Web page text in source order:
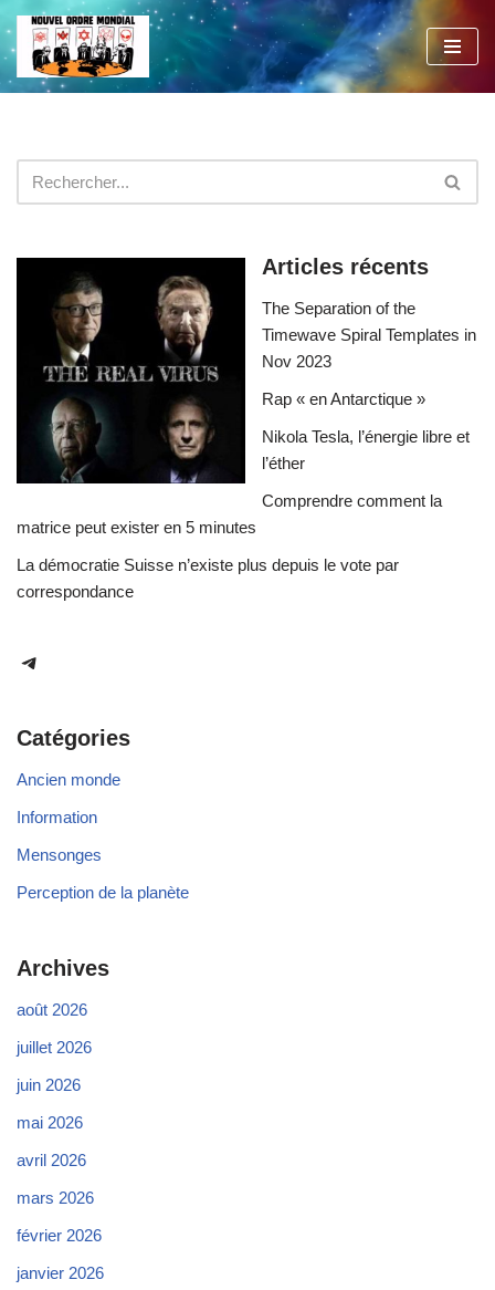
Aller
au
Articles récents
The Separation of the
Timewave Spiral Templates in
Nov 2023
Rap « en Antarctique »
Nikola Tesla, l’énergie libre et
l’éther
Comprendre comment la
matrice peut exister en 5 minutes
La démocratie Suisse n’existe plus depuis le vote par
correspondance
Catégories
Ancien monde
Information
Mensonges
Perception de la planète
Archives
août 2026
juillet 2026
juin 2026
mai 2026
avril 2026
mars 2026
février 2026
janvier 2026